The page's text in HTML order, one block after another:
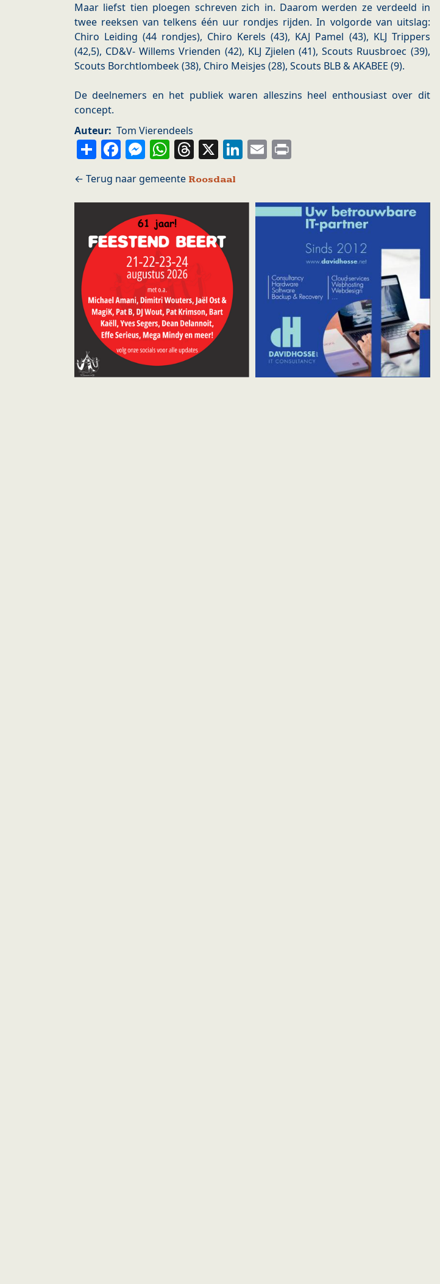
Maar liefst tien ploegen schreven zich in. Daarom werden ze verdeeld in
twee reeksen van telkens één uur rondjes rijden. In volgorde van uitslag:
Chiro Leiding (44 rondjes), Chiro Kerels (43), KAJ Pamel (43), KLJ Trippers
(42,5), CD&V- Willems Vrienden (42), KLJ Zjielen (41), Scouts Ruusbroec (39),
Scouts Borchtlombeek (38), Chiro Meisjes (28), Scouts BLB & AKABEE (9).
De deelnemers en het publiek waren alleszins heel enthousiast over dit
concept.
Auteur Tom Vierendeels
ShareFacebook
Messenger
WhatsApp
Threads
X LinkedIn
Email
Roosdaal